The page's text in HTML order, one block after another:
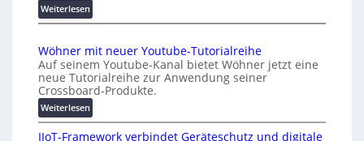
m
t
i
o
O
d
e
K
o
s
t
e
n
f
Weiterlesen:
A
A
Z
ü
r
i
c
Wöhner mit neuer Youtube-Tutorialreihe
Auf seinem Youtube-Kanal bietet Wöhner jetzt eine
neue Tutorialreihe zur Anwendung seiner
Crossboard-Produkte.
Weiterlesen:
W
ö
IIoT-Framework verbindet Geräteschutz und digitale